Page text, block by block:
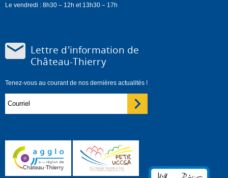
Le vendredi : 8h30 – 12h et 13h30 – 17h
Lettre d'information de
Château-Thierry
Tenez-vous au courant de nos dernières actualités !